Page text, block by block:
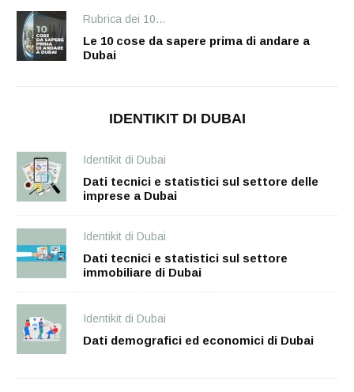
Rubrica dei 10...
Le 10 cose da sapere prima di andare a
Dubai
IDENTIKIT DI DUBAI
Identikit di Dubai
Dati tecnici e statistici sul settore delle
imprese a Dubai
Identikit di Dubai
Dati tecnici e statistici sul settore
immobiliare di Dubai
Identikit di Dubai
Dati demografici ed economici di Dubai